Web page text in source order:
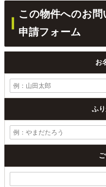
この物件へのお
申請フォーム
お
ふ